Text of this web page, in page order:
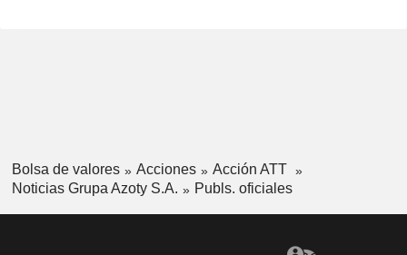
Bolsa de valores Acciones
Acción ATT
Noticias Grupa Azoty S.A.
Publs. oficiales